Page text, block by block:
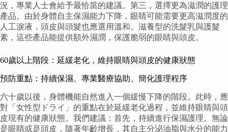
況，專業人士會給予最恰當的建議。第三，選擇更為滋潤的護理
產品。由於身體自主保濕能力下降，眼睛可能需要更高滋潤度的
人工淚液，頭皮與頭髮也應選用溫和、滋養型的洗髮乳與護髮
素，這些產品能提供額外濕潤，保護脆弱的眼睛與頭皮。
60歲以上階段：延緩老化，維持眼睛與頭皮的健康狀態
預防重點：持續保濕、專業醫療協助、簡化護理程序
六十歲以後，身體機能自然進入一個緩慢下降的階段。此時，應
對「女性型ドライ」的重點在於延緩老化過程，並維持眼睛與頭
皮現有的健康狀態。我們建議：首先，持續進行保濕護理。無論
是眼睛或是頭皮，隨著年齡增長，其自主分泌油脂與水分的能力